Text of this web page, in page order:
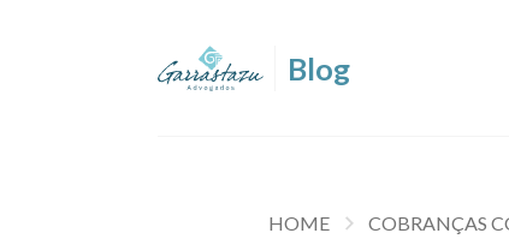
HOME COBRANÇAS